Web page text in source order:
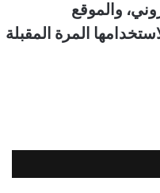
والموقع
المرة المقبلة